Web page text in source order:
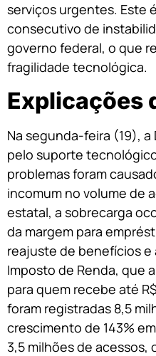
serviços urgentes. Este
consecutivo de
governo federal, o que
fragilidade tecnológica.
Explicações
Na segunda-feira (19),
pelo suporte
problemas foram
incomum no volume de
estatal, a sobrecarga
da margem para
reajuste de benefícios e
Imposto de Renda, que
para quem recebe até
foram registradas 8,5
crescimento de 143%
3,5 milhões de acessos,